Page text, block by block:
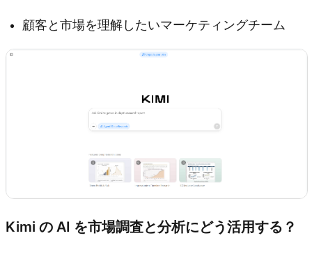
顧客と市場を理解したいマーケティングチーム
Kimi の AI を市場調査と分析にどう活用する？